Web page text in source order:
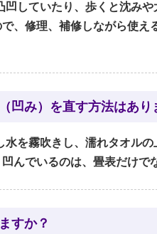
凹していたり、歩くと沈み
、修理、補修しながら使
凹み）を直す方法はあり
水を霧吹きし、濡れタオル
んでいるのは、畳表だけで
すか？